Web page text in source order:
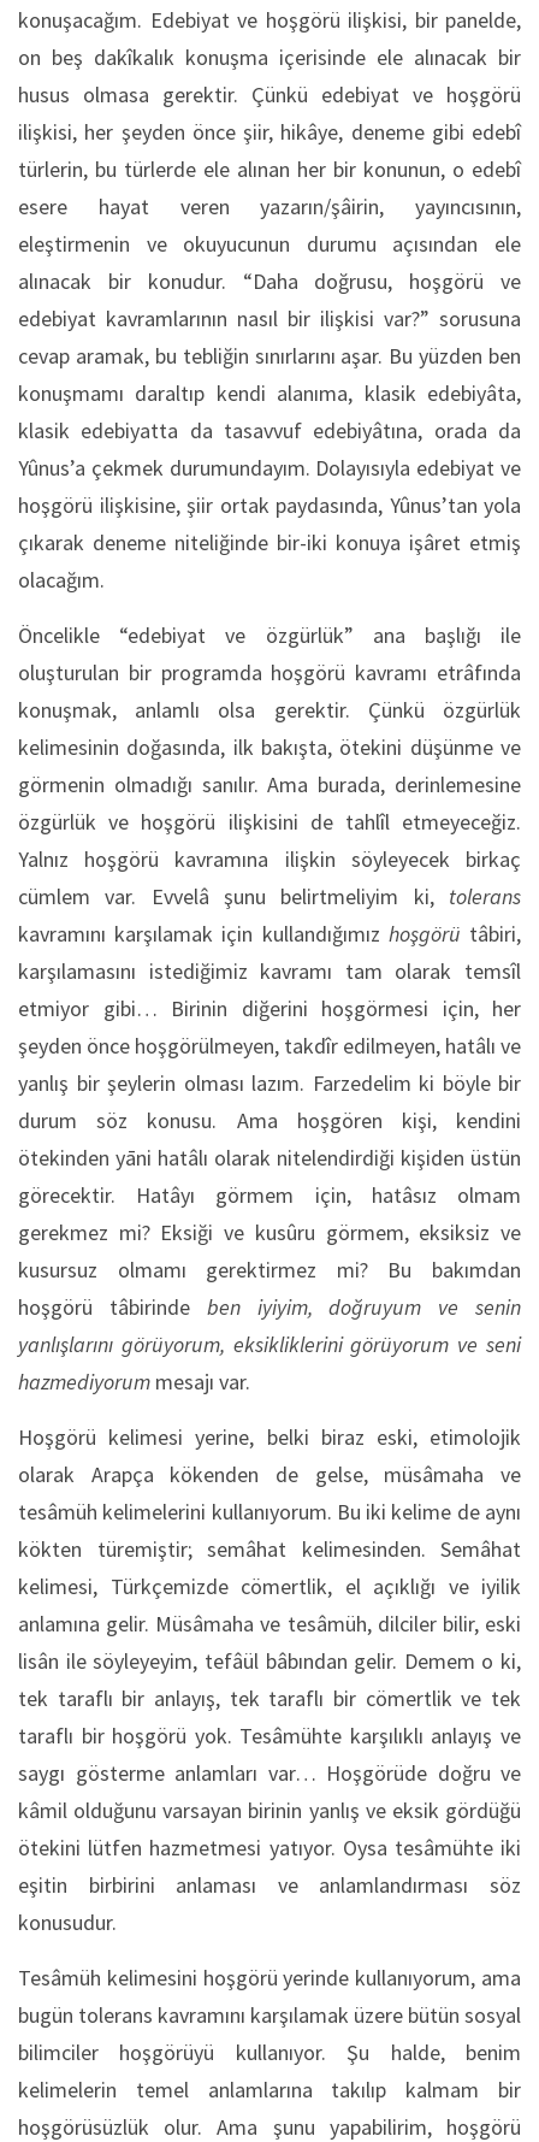
konuşacağım. Edebiyat ve hoşgörü ilişkisi, bir panelde,
on beş dakîkalık konuşma içerisinde ele alınacak bir
husus olmasa gerektir. Çünkü edebiyat ve hoşgörü
ilişkisi, her şeyden önce şiir, hikâye, deneme gibi edebî
türlerin, bu türlerde ele alınan her bir konunun, o edebî
esere hayat veren yazarın/şâirin, yayıncısının,
eleştirmenin ve okuyucunun durumu açısından ele
alınacak bir konudur. “Daha doğrusu, hoşgörü ve
edebiyat kavramlarının nasıl bir ilişkisi var?” sorusuna
cevap aramak, bu tebliğin sınırlarını aşar. Bu yüzden ben
konuşmamı daraltıp kendi alanıma, klasik edebiyâta,
klasik edebiyatta da tasavvuf edebiyâtına, orada da
Yûnus’a çekmek durumundayım. Dolayısıyla edebiyat ve
hoşgörü ilişkisine, şiir ortak paydasında, Yûnus’tan yola
çıkarak deneme niteliğinde bir-iki konuya işâret etmiş
olacağım.
Öncelikle “edebiyat ve özgürlük” ana başlığı ile
oluşturulan bir programda hoşgörü kavramı etrâfında
konuşmak, anlamlı olsa gerektir. Çünkü özgürlük
kelimesinin doğasında, ilk bakışta, ötekini düşünme ve
görmenin olmadığı sanılır. Ama burada, derinlemesine
özgürlük ve hoşgörü ilişkisini de tahlîl etmeyeceğiz.
Yalnız hoşgörü kavramına ilişkin söyleyecek birkaç
cümlem var. Evvelâ şunu belirtmeliyim ki, tolerans
kavramını karşılamak için kullandığımız hoşgörü tâbiri,
karşılamasını istediğimiz kavramı tam olarak temsîl
etmiyor gibi… Birinin diğerini hoşgörmesi için, her
şeyden önce hoşgörülmeyen, takdîr edilmeyen, hatâlı ve
yanlış bir şeylerin olması lazım. Farzedelim ki böyle bir
durum söz konusu. Ama hoşgören kişi, kendini
ötekinden yāni hatâlı olarak nitelendirdiği kişiden üstün
görecektir. Hatâyı görmem için, hatâsız olmam
gerekmez mi? Eksiği ve kusûru görmem, eksiksiz ve
kusursuz olmamı gerektirmez mi? Bu bakımdan
hoşgörü tâbirinde ben iyiyim,
doğruyum ve senin
yanlışlarını görüyorum, eksikliklerini görüyorum ve seni
hazmediyorum mesajı var.
Hoşgörü kelimesi yerine, belki biraz eski, etimolojik
olarak Arapça kökenden de gelse, müsâmaha ve
tesâmüh kelimelerini kullanıyorum. Bu iki kelime de aynı
kökten türemiştir; semâhat kelimesinden. Semâhat
kelimesi, Türkçemizde cömertlik, el açıklığı ve iyilik
anlamına gelir. Müsâmaha ve tesâmüh, dilciler bilir, eski
lisân ile söyleyeyim, tefâül bâbından gelir. Demem o ki,
tek taraflı bir anlayış, tek taraflı bir cömertlik ve tek
taraflı bir hoşgörü yok. Tesâmühte karşılıklı anlayış ve
saygı gösterme anlamları var… Hoşgörüde doğru ve
kâmil olduğunu varsayan birinin yanlış ve eksik gördüğü
ötekini lütfen hazmetmesi yatıyor. Oysa tesâmühte iki
eşitin birbirini anlaması ve anlamlandırması söz
konusudur.
Tesâmüh kelimesini hoşgörü yerinde kullanıyorum, ama
bugün tolerans kavramını karşılamak üzere bütün sosyal
bilimciler hoşgörüyü kullanıyor. Şu halde, benim
kelimelerin temel anlamlarına takılıp kalmam bir
hoşgörüsüzlük olur. Ama şunu yapabilirim, hoşgörü